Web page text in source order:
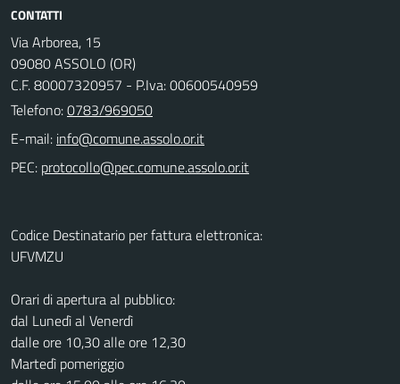
CONTATTI
Via Arborea, 15
09080 ASSOLO (OR)
C.F. 80007320957 - P.Iva: 00600540959
Telefono:0783/969050
E-mail:
PEC:
Codice Destinatario per fattura elettronica:
UFVMZU
Orari di apertura al pubblico:
dal Lunedì al Venerdì
dalle ore 10,30 alle ore 12,30
Martedì pomeriggio